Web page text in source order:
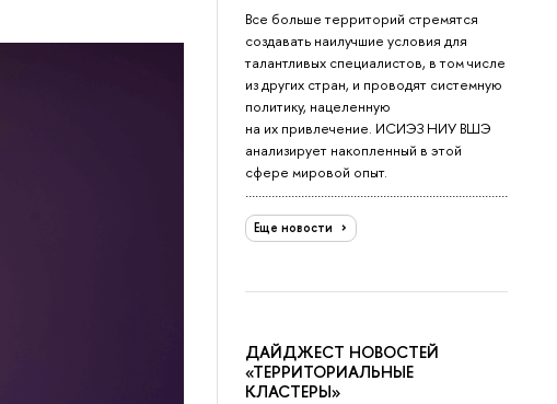
Все больше территорий стремятся
создавать наилучшие условия для
талантливых специалистов, в том числе
из других стран, и проводят системную
политику, нацеленную
на их привлечение. ИСИЭЗ НИУ ВШЭ
анализирует накопленный в этой
сфере мировой опыт.
Еще новости
ДАЙДЖЕСТ НОВОСТЕЙ
«ТЕРРИТОРИАЛЬНЫЕ
КЛАСТЕРЫ»